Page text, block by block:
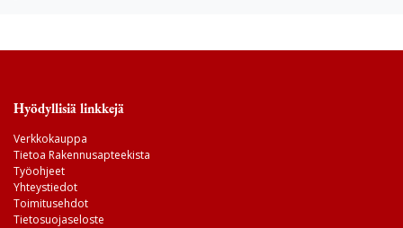
Hyödyllisiä linkkejä
Verkkokauppa
Tietoa Rakennusapteekista
Työohjeet
Yhteystiedot
Toimitusehdot
Tietosuojaseloste